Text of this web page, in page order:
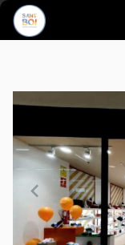
Ir al contenido principal